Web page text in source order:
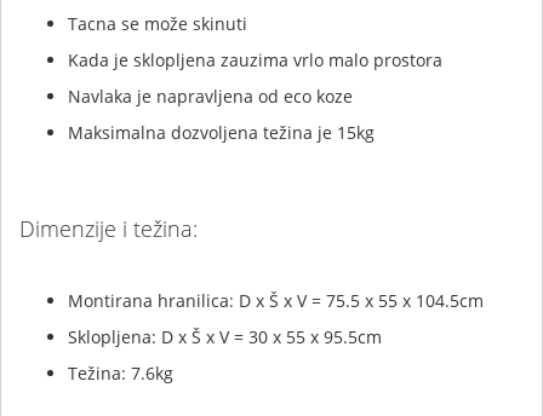
Tacna se može skinuti
Kada je sklopljena zauzima vrlo malo prostora
Navlaka je napravljena od eco koze
Maksimalna dozvoljena težina je 15kg
Dimenzije i težina:
Montirana hranilica: D x Š x V = 75.5 x 55 x 104.5cm
Sklopljena: D x Š x V = 30 x 55 x 95.5cm
Težina: 7.6kg